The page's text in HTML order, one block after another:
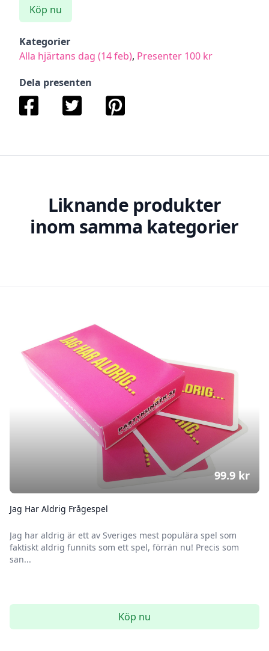
Köp nu
Kategorier
Alla hjärtans dag (14 feb), Presenter 100 kr
Dela presenten
Liknande produkter
inom samma kategorier
Jag Har Aldrig Frågespel
Jag har aldrig är ett av Sveriges mest populära spel som
faktiskt aldrig funnits som ett spel, förrän nu! Precis som
san...
99.9 kr
Köp nu